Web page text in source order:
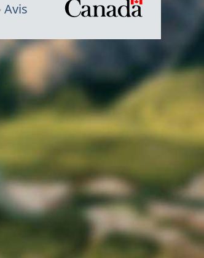
Avis
/
du